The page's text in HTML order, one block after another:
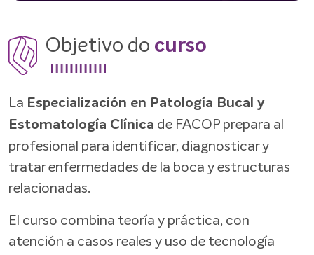
Objetivo do curso
La Especialización en Patología Bucal y
Estomatología Clínica de FACOP prepara al
profesional para identificar, diagnosticar y
tratar enfermedades de la boca y estructuras
relacionadas.
El curso combina teoría y práctica, con
atención a casos reales y uso de tecnología